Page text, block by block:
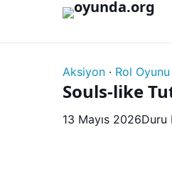
Aksiyon · Rol Oyunu
Souls-like
13 Mayıs 2026Duru